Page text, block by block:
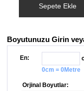
Sepete Ekle
Boyutunuzu Girin
En:
0cm = 0Metre
Orjinal Boyutlar: